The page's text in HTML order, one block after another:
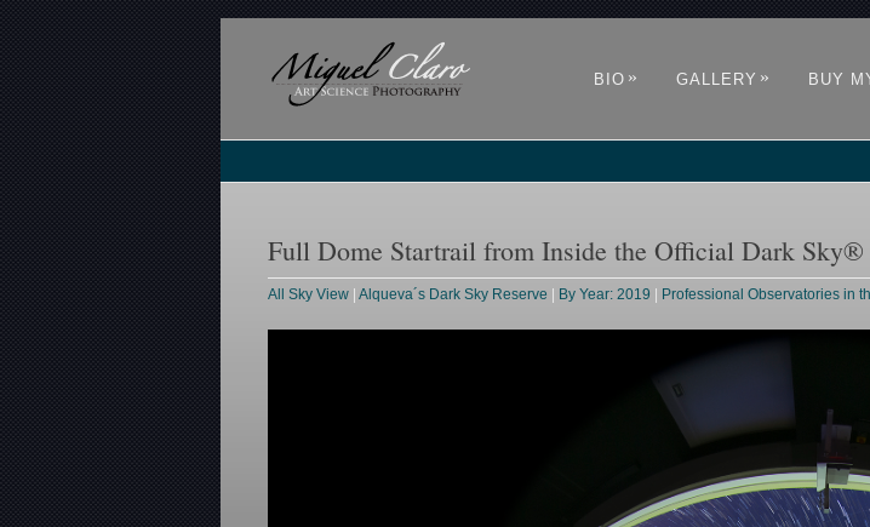
BIO » GALLERY » BUY
Full Dome Startrail from Inside the Official Dark Sky®
All Sky View |Alqueva´s Dark Sky Reserve By Year: 2019 Professional Observatories in